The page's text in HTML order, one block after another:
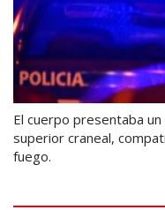
El cuerpo presentaba
superior craneal,
fuego.